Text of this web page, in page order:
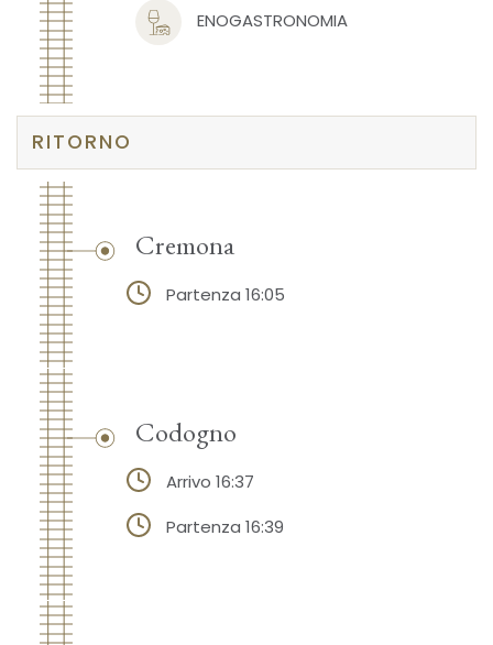
ENOGASTRONOMIA
RITORNO
Cremona
Partenza 16:05
Codogno
Arrivo 16:37
Partenza 16:39